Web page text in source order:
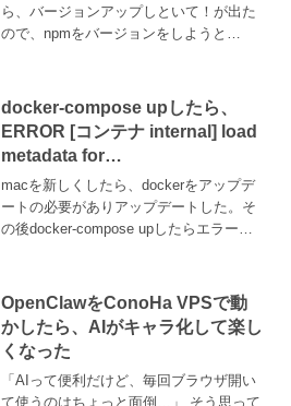
ら、バージョンアップしといて！が出た
ので、npmをバージョンをしようと
でエラーです。では...
docker-compose upしたら、
ERROR [コンテナ internal] load
metadata for
docker.io/library/centos:7.4.170
8が出た
macを新しくしたら、dockerをアップデ
ートの必要がありアップデートした。そ
の後docker-compose upしたらエラーが
OpenClawをConoHa VPSで動
かしたら、AIがキャラ化して楽し
くなった
「AIって便利だけど、毎回ブラウザ開い
て使うのはちょっと面倒…」 そう思って